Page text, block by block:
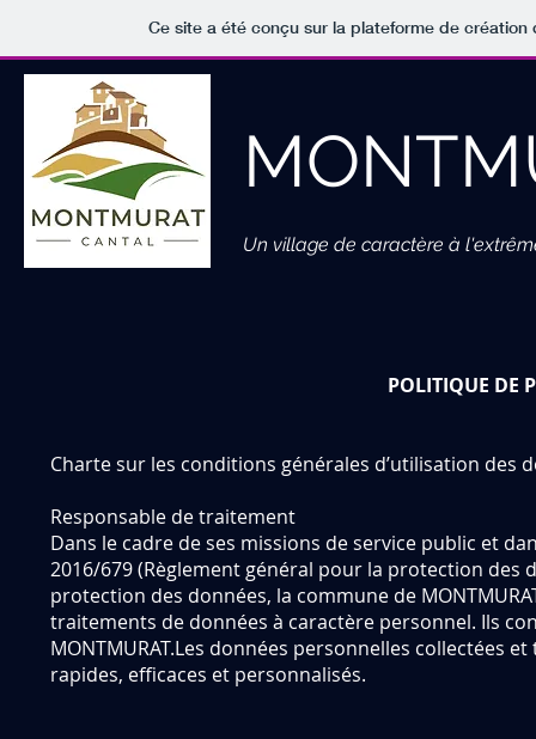
Ce site a été conçu sur la plateforme de
Un village de caractère à
POLITIQUE DE
Charte sur les conditions générales d’utilisation
Responsable de traitement
Dans le cadre de ses missions de service public et
2016/679 (Règlement général pour la protection des
protection des données, la commune de
traitements de données à caractère personnel. Ils
MONTMURAT.Les données personnelles collectées
rapides, efficaces et personnalisés.